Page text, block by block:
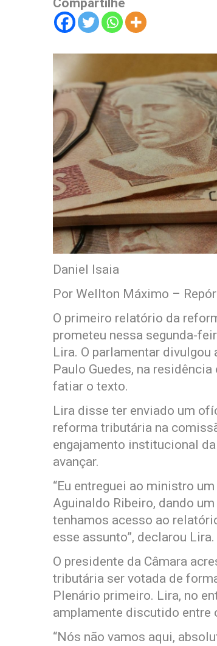
Compartilhe
Daniel Isaia
Por Wellton Máximo –
O primeiro relatório da
prometeu nessa segunda-
Lira. O parlamentar
Paulo Guedes, na
fatiar o texto.
Lira disse ter enviado um
reforma tributária na
engajamento institucional
avançar.
“Eu entreguei ao ministro
Aguinaldo Ribeiro, dando
tenhamos acesso ao
esse assunto”, declarou
O presidente da Câmara
tributária ser votada de
Plenário primeiro. Lira, no
amplamente discutido entre
“Nós não vamos aqui,